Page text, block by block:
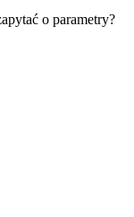
o parametry?